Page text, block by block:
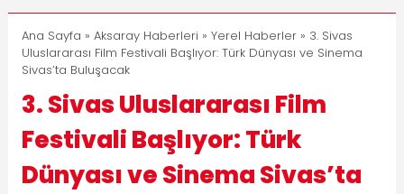
11:30
Birlikhaber.com Yayın Hayatına Başladı | Hızlı ve
Akıllı Haber Platformu
Ana Sayfa » Aksaray Haberleri » Yerel Haberler» 3. Sivas
Uluslararası Film Festivali Başlıyor: Türk Dünyası ve Sinema
Sivas’ta Buluşacak
3. Sivas Uluslararası Film
Festivali Başlıyor: Türk
Dünyası ve Sinema Sivas’ta